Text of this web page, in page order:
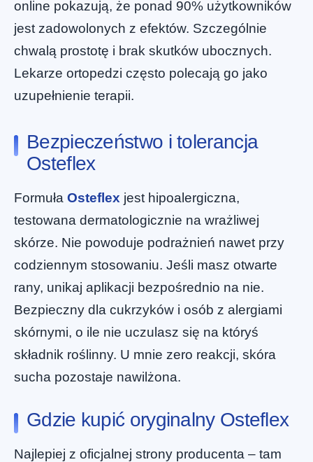
online pokazują, że ponad 90% użytkowników
jest zadowolonych z efektów. Szczególnie
chwalą prostotę i brak skutków ubocznych.
Lekarze ortopedzi często polecają go jako
uzupełnienie terapii.
Bezpieczeństwo i tolerancja
Osteflex
Formuła Osteflex jest hipoalergiczna,
testowana dermatologicznie na wrażliwej
skórze. Nie powoduje podrażnień nawet przy
codziennym stosowaniu. Jeśli masz otwarte
rany, unikaj aplikacji bezpośrednio na nie.
Bezpieczny dla cukrzyków i osób z alergiami
skórnymi, o ile nie uczulasz się na któryś
składnik roślinny. U mnie zero reakcji, skóra
sucha pozostaje nawilżona.
Gdzie kupić oryginalny Osteflex
Najlepiej z oficjalnej strony producenta – tam